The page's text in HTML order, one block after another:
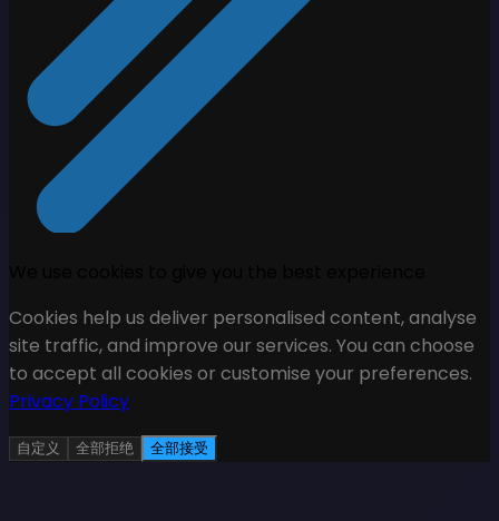
Cookies help us deliver personalised content, analyse
site traffic, and improve our services. You can choose
to accept all cookies or customise your preferences.
Privacy Policy
自定义 全部拒绝 全部接受